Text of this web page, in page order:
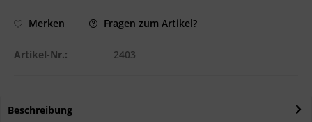
Merken Fragen zum Artikel?
Artikel-Nr.: 2403
Beschreibung